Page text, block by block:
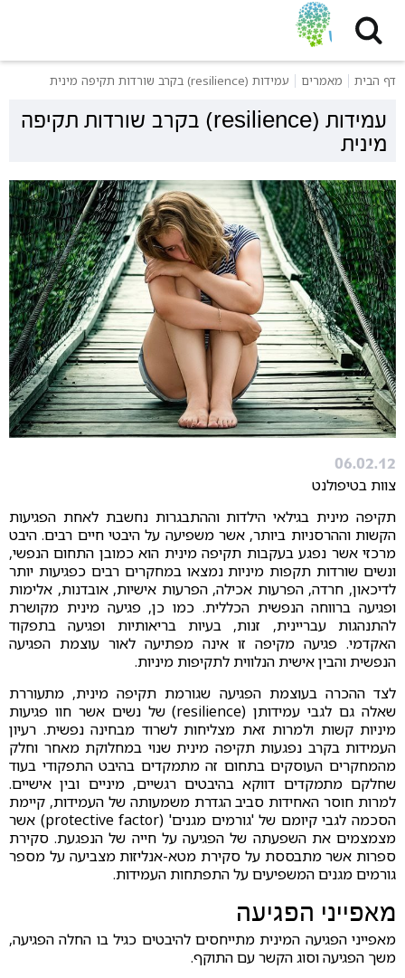
דף הבית מאמרים עמידות (resilience) בקרב שורדות תקיפה מינית
עמידות (resilience) בקרב שורדות תקיפה
מינית
06.02.12
צוות בטיפולנט
תקיפה מינית בגילאי הילדות וההתבגרות נחשבת לאחת הפגיעות
הקשות וההרסניות ביותר, אשר משפיעה על היבטי חיים רבים. היבט
מרכזי אשר נפגע בעקבות תקיפה מינית הוא כמובן התחום הנפשי,
ונשים שורדות תקפות מיניות נמצאו במחקרים רבים כפגיעות יותר
לדיכאון, חרדה, הפרעות אכילה, הפרעות אישיות, אובדנות, אלימות
ופגיעה ברווחה הנפשית הכללית. כמו כן, פגיעה מינית מקושרת
להתנהגות עבריינית, זנות, בעיות בריאותיות ופגיעה בתפקוד
האקדמי. פגיעה מקיפה זו אינה מפתיעה לאור עוצמת הפגיעה
הנפשית והבין אישית הנלווית לתקיפות מיניות.
לצד ההכרה בעוצמת הפגיעה שגורמת תקיפה מינית, מתעוררת
שאלה גם לגבי עמידותן (resilience) של נשים אשר חוו פגיעות
מיניות קשות ולמרות זאת מצליחות לשרוד מבחינה נפשית. רעיון
העמידות בקרב נפגעות תקיפה מינית שנוי במחלוקת מאחר וחלק
מהמחקרים העוסקים בתחום זה מתמקדים בהיבט התפקודי בעוד
שחלקם מתמקדים דווקא בהיבטים רגשיים, מיניים ובין אישיים.
למרות חוסר האחידות סביב הגדרת משמעותה של העמידות, קיימת
הסכמה לגבי קיומם של 'גורמים מגנים' (protective factor) אשר
מצמצמים את השפעתה של הפגיעה על חייה של הנפגעת. סקירת
ספרות אשר מתבססת על סקירת מטא-אנליזות מצביעה על מספר
גורמים מגנים המשפיעים על התפתחות העמידות.
מאפייני הפגיעה
מאפייני הפגיעה המינית מתייחסים להיבטים כגיל בו החלה הפגיעה,
משך הפגיעה וסוג הקשר עם התוקף.